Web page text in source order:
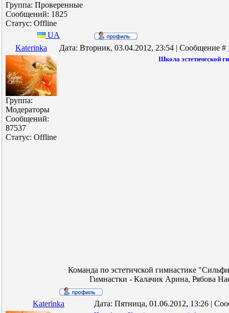
Группа: Проверенные
Сообщений: 1825
Статус: Offline
UA
Katerinka
Дата: Вторник, 03.04.2012, 23:54 | Сообщение #
Группа:
Модераторы
Сообщений:
87537
Статус: Offline
Школа эстетической
Команда по эстетичской гимнастике
Гимнастки - Калачик Арина, Рябова
Katerinka Дата: Пятница, 01.06.2012, 13:26 |